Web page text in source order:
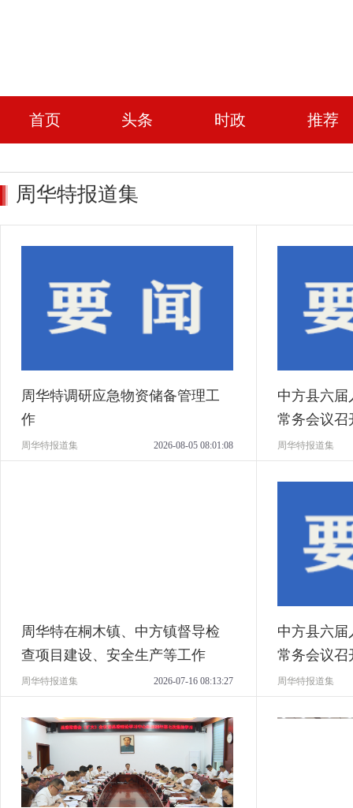
首页 头条 时政 推荐
周华特报道集
周华特调研应急物资储备管理工
作
周华特报道集 2026-08-05 08:01:08
中方县六届
常务会议召
周华特报道集
周华特在桐木镇、中方镇督导检
查项目建设、安全生产等工作
周华特报道集 2026-07-16 08:13:27
中方县六届
常务会议召
周华特报道集